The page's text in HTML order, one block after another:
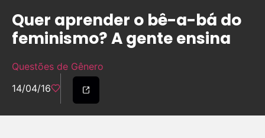
Quer aprender o bê-a-bá do
feminismo? A gente ensina
Questões de Gênero
14/04/16